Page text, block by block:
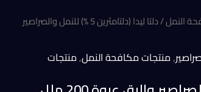
النمل
/ دلتا ليدا (دلتامثرين 5 %) للنمل والصراصير
,منتجات مكافحة النمل,منتجات